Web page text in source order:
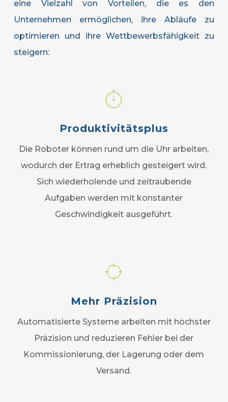
eine Vielzahl von Vorteilen, die es den
Unternehmen ermöglichen, ihre Abläufe zu
optimieren und ihre Wettbewerbsfähigkeit zu
steigern:
Produktivitätsplus
Die Roboter können rund um die Uhr arbeiten,
wodurch der Ertrag erheblich gesteigert wird.
Sich wiederholende und zeitraubende
Aufgaben werden mit konstanter
Geschwindigkeit ausgeführt.
Mehr Präzision
Automatisierte Systeme arbeiten mit höchster
Präzision und reduzieren Fehler bei der
Kommissionierung, der Lagerung oder dem
Versand.